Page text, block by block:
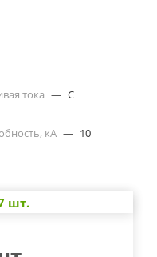
тока — C
кА — 10
шт.